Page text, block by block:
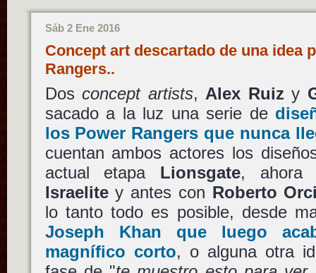
Sáb 2 Ene 2016
Concept art descartado de una idea
Rangers..
Dosconcept artists, Alex Ruizy
sacado a la luz una serie de
los Power Rangers que nunca
cuentan ambos actores los
actual etapa Lionsgate, ahora
Israelitey antes con Roberto
lo tanto todo es posible, desde
Joseph Khan que luego
magnífico corto, o alguna otra